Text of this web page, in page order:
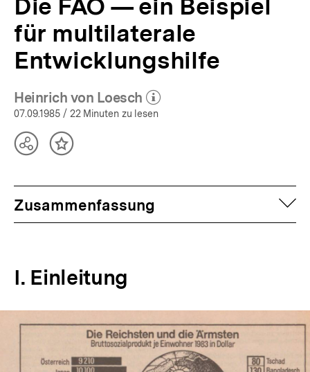
Die FAO — ein Beispiel
für multilaterale
Entwicklungshilfe
Heinrich von Loesch
(Mehr zum Autor)
öffnen
07.09.1985 / 22 Minuten zu lesen
TeilenInhalt
Zusammenfassung
I. Einleitung